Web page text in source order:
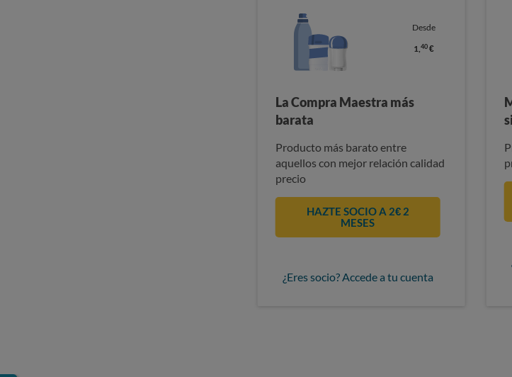
Desde
1,40€
La Compra Maestra más
barata
Producto más barato entre
aquellos con mejor relación calidad
precio
HAZTE SOCIO A 2€ 2
MESES
¿Eres socio? Accede a tu cuenta